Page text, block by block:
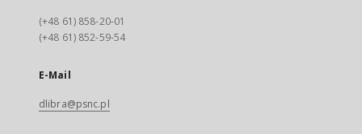
(+48 61) 858-20-01
(+48 61) 852-59-54
E-Mail
dlibra@psnc.pl